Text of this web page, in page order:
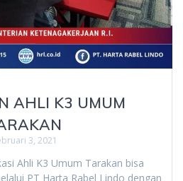
AHLI K3 UMUM
3, 2021
Ahli K3 Umum Tarakan bisa
PT Harta Rabel Lindo dengan